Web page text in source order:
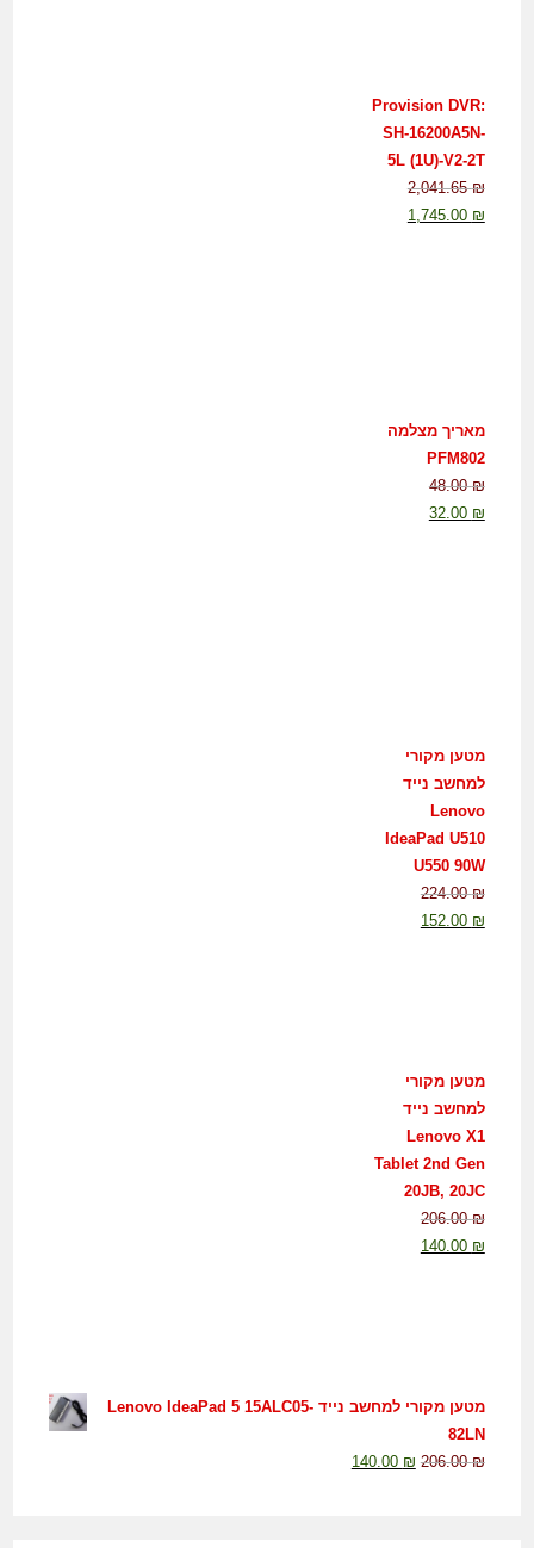
Provision DVR:
SH-16200A5N-
5L (1U)-V2-2T
2,041.65₪
1,745.00 ₪
מאריך מצלמה
PFM802
48.00₪
32.00 ₪
מטען מקורי
למחשב נייד
Lenovo
IdeaPad U510
U550 90W
224.00₪
152.00 ₪
מטען מקורי
למחשב נייד
Lenovo X1
Tablet 2nd Gen
20JB, 20JC
206.00₪
140.00 ₪
מטען מקורי למחשב נייד Lenovo IdeaPad 5 15ALC05-
82LN
206.00₪
140.00 ₪